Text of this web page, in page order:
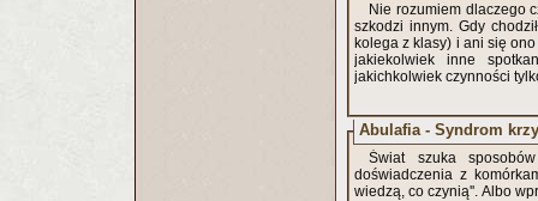
Nie rozumiem dlaczego
szkodzi innym. Gdy
kolega z klasy) i ani się
jakiekolwiek inne
jakichkolwiek czynności
Abulafia - Syndrom
Świat szuka
doświadczenia z
wiedzą, co czynią''. Albo